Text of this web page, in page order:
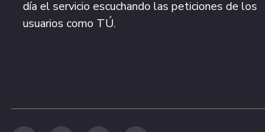
día el servicio escuchando las peticiones de los
usuarios como TÚ.